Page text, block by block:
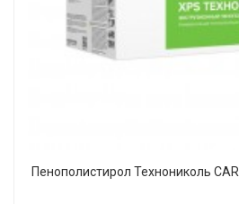
Пенополистирол Технониколь